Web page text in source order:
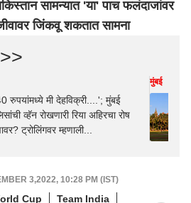
सामन्यात 'या' पाच फलंदाजांवर
जिंकवू शकतात सामना
रुपयांमध्ये मी देहविक्री....'; मुंबई
व्हॅन रोखणारी रिया अहिरचा रोष
ट्रोलिंगवर म्हणाली...
मुंबई
3,2022, 10:28 PM (IST)
Cup
Team India